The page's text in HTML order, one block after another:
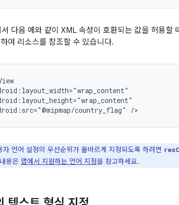
다음 예와 같이 XML 속성이 호환되는 값을 허용할
여 리소스를 참조할 수 있습니다.
country_flag"
/>
자 언어 설정의 우선순위가 올바르게 지정되도록 하려면
용은 앱에서 지원하는 언어 지정을 참고하세요.